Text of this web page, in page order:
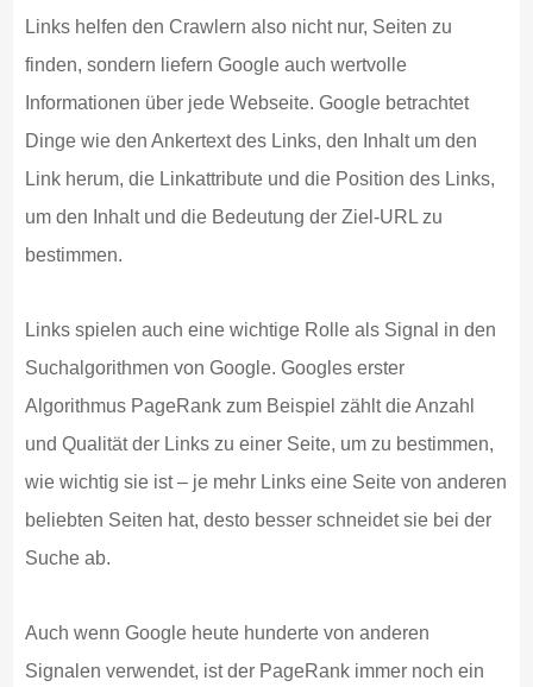
Links helfen den Crawlern also nicht nur, Seiten zu
finden, sondern liefern Google auch wertvolle
Informationen über jede Webseite. Google betrachtet
Dinge wie den Ankertext des Links, den Inhalt um den
Link herum, die Linkattribute und die Position des Links,
um den Inhalt und die Bedeutung der Ziel-URL zu
bestimmen.
Links spielen auch eine wichtige Rolle als Signal in den
Suchalgorithmen von Google. Googles erster
Algorithmus PageRank zum Beispiel zählt die Anzahl
und Qualität der Links zu einer Seite, um zu bestimmen,
wie wichtig sie ist – je mehr Links eine Seite von anderen
beliebten Seiten hat, desto besser schneidet sie bei der
Suche ab.
Auch wenn Google heute hunderte von anderen
Signalen verwendet, ist der PageRank immer noch ein